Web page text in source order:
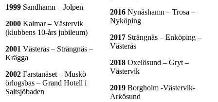
1999 Sandhamn – Jolpen
2000 Kalmar – Västervik
(klubbens 10-års jubileum)
2001 Västerås – Strängnäs –
Krägga
2002 Farstanäset – Muskö
örlogsbas – Grand Hotell i
Saltsjöbaden
2016 Nynäshamn – Trosa –
Nyköping
2017 Strängnäs – Enköping –
Västerås
2018 Oxelösund – Gryt –
Västervik
2019 Borgholm -Västervik-
Arkösund